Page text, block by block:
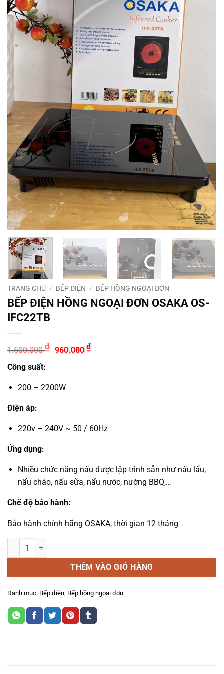
TRANG CHỦ / BẾP ĐIỆN / BẾP HỒNG NGOẠI ĐƠN
BẾP ĐIỆN HỒNG NGOẠI ĐƠN OSAKA OS-
IFC22TB
1.600.000₫ Giá
gốc
960.000₫Giá
hiện
Công suất:
200 – 2200W
Điện áp:
220v – 240V ~ 50 / 60Hz
Ứng dụng:
Nhiều chức năng nấu được lập trình sẵn như nấu lẩu,
nấu cháo, nấu sữa, nấu nước, nướng BBQ,…
Chế độ bảo hành:
Bảo hành chính hãng OSAKA, thời gian 12 tháng
BẾP ĐIỆN HỒNG NGOẠI ĐƠN OSAKA OS-IFC22TB số lượng
THÊM VÀO GIỎ HÀNG
Danh mục: Bếp điện, Bếp hồng ngoại đơn